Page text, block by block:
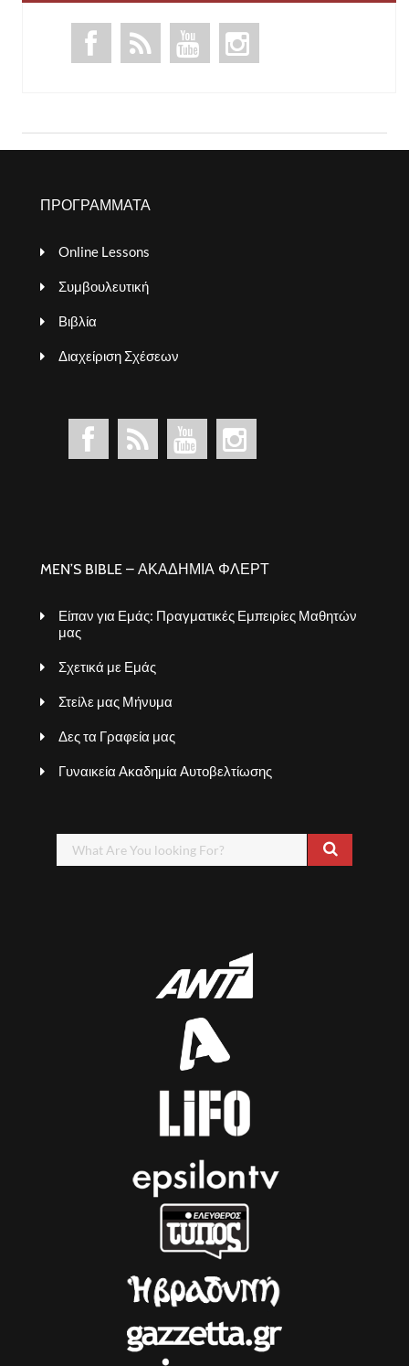
ΠΡΟΓΡΑΜΜΑΤΑ
Online Lessons
Συμβουλευτική
Βιβλία
Διαχείριση Σχέσεων
MEN’S BIBLE – ΑΚΑΔΗΜΙΑ ΦΛΕΡΤ
Είπαν για Εμάς: Πραγματικές Εμπειρίες Μαθητών
μας
Σχετικά με Εμάς
Στείλε μας Μήνυμα
Δες τα Γραφεία μας
Γυναικεία Ακαδημία Αυτοβελτίωσης